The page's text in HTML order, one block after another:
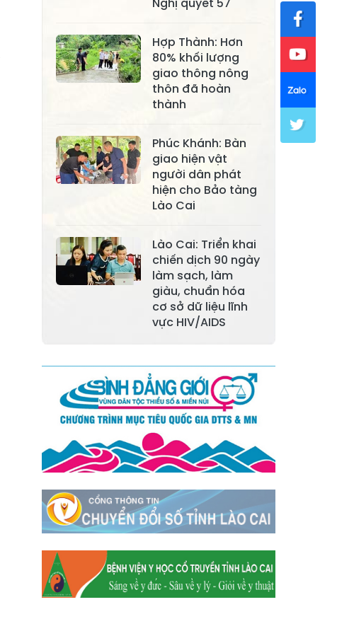
Thượng
Xã Lục Yên
Xã Tân Lĩnh
Xã Khánh Hòa
Xã Phúc Lợi
Xã Cảm Nhân
Xã Yên Bình
Xã Bảo Ái
Xã Trấn Yên
Xã Hưng
Khánh
Thịnh
Xã Quy Mông
Xã Cốc San
Xã Hợp Thành
Xã Phong Hải
Xã Bảo Thắng
Xã Tằng Loỏng
Xã Gia Phú
Xã Mường
Hum
Xã Dền Sáng
Xã Y Tý
Xã A Mú Sung
Xã Trịnh Tường
Xã Nậm Chày
Xã Bản Xèo
Xã Bát Xát
Xã Võ Lao
Xã Khánh Yên
Xã Văn Bàn
Xã Dương Quỳ
Xã Chiềng Ken
Xã Minh Lương
Xã Nậm Chảy
Xã Bảo Yên
Nghị quyết 57
Hợp Thành: Hơn
80% khối lượng
giao thông nông
thôn đã hoàn
thành
Phúc Khánh: Bàn
giao hiện vật
người dân phát
hiện cho Bảo tàng
Lào Cai
Lào Cai: Triển khai
chiến dịch 90 ngày
làm sạch, làm
giàu, chuẩn hóa
cơ sở dữ liệu lĩnh
vực HIV/AIDS